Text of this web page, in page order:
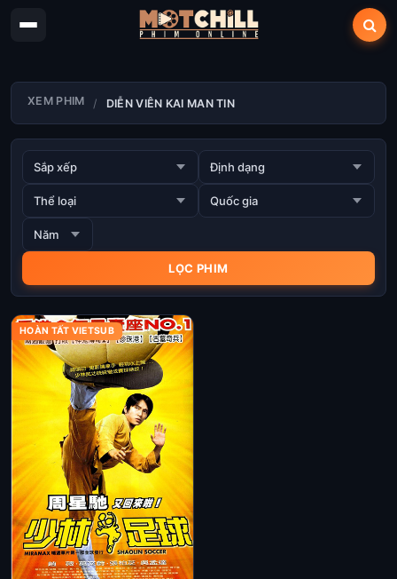
XEM PHIM DIỄN VIÊN KAI MAN TIN
HOÀN TẤT VIETSUB